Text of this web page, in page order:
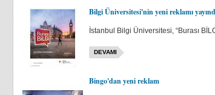
Bilgi Üniversitesi'nin yeni reklamı
İstanbul Bilgi Üniversitesi, “Burası
DEVAMI
Bingo'dan yeni reklam